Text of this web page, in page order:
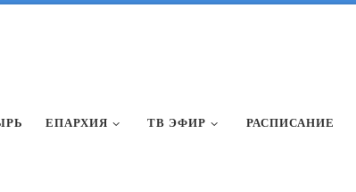
ЕПАРХИЯ ТВ ЭФИР РАСПИСАНИЕ